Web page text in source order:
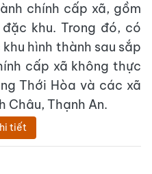
chính cấp xã, gồm
khu. Trong đó, có
khu hình thành sau sắp
cấp xã không thực
Thới Hòa và các xã
Châu, Thạnh An.
tiết